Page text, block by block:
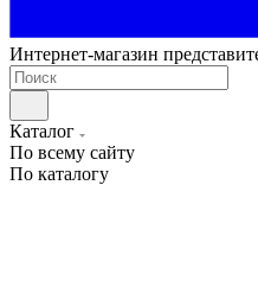
Интернет-магазин
Каталог
По всему сайту
По каталогу